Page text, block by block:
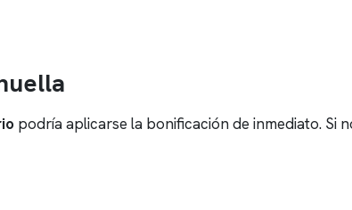
podría aplicarse la bonificación de inmediato. Si